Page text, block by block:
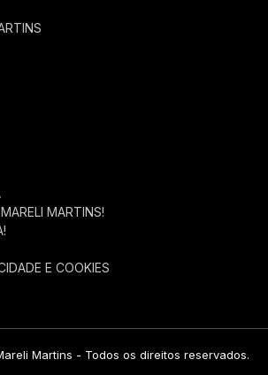
MARTINS!
E COOKIES
Martins - Todos os direitos reservados.